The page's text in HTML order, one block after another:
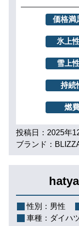
価格満
氷上
雪上
持続
燃
投稿日：2025年
ブランド：
hatya
性別： 男性
車種： ダイハ